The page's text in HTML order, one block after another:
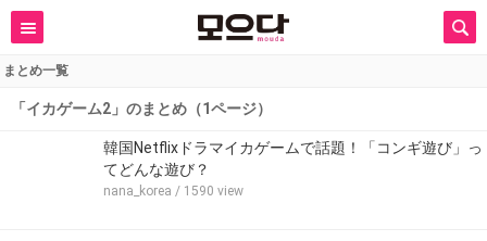
まとめ一覧
「イカゲーム2」のまとめ（1ページ）
韓国Netflixドラマイカゲームで話題！「コンギ遊び」っ
てどんな遊び？
nana_korea / 1590 view